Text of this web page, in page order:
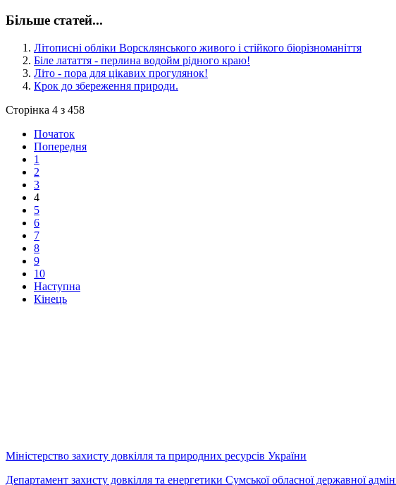
Більше статей...
Літописні обліки Ворсклянського живого і стійкого біорізноманіття
Біле латаття - перлина водойм рідного краю!
Літо - пора для цікавих прогулянок!
Крок до збереження природи.
Сторінка 4 з 458
Початок
Попередня
1
2
3
4
5
6
7
8
9
10
Наступна
Кінець
Міністерство захисту довкілля та природних ресурсів України
Департамент захисту довкілля та енергетики Сумської обласної державної